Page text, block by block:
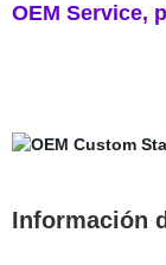
OEM Service,
Información